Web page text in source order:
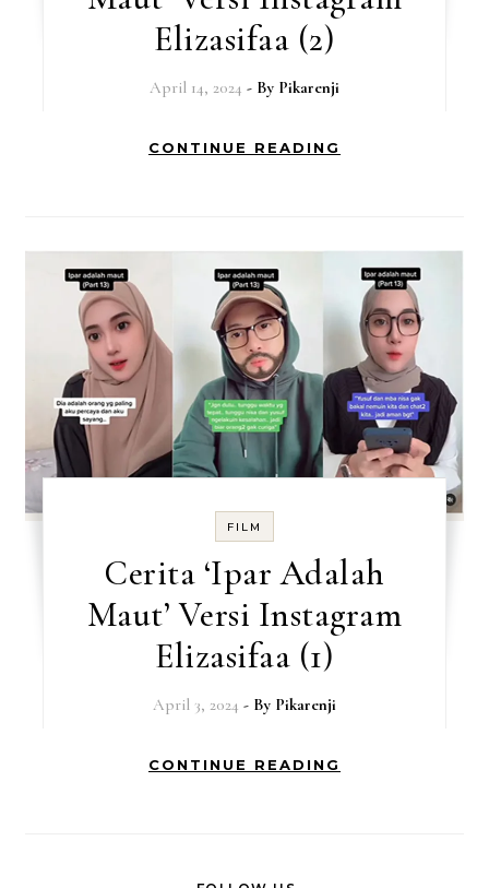
Elizasifaa (2)
April 14, 2024 - By Pikarenji
CONTINUE READING
FILM
Cerita ‘Ipar Adalah
Maut’ Versi Instagram
Elizasifaa (1)
April 3, 2024 - By Pikarenji
CONTINUE READING